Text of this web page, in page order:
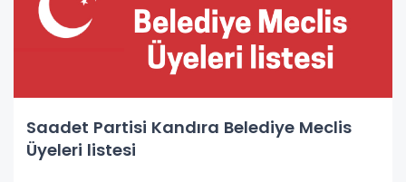
Saadet Partisi Kandıra Belediye Meclis
Üyeleri listesi